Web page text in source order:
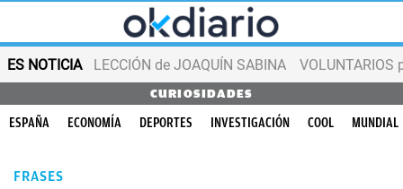
ES NOTICIA LECCIÓN de JOAQUÍN SABINA VOLUNTARIOS
CURIOSIDADES
ESPAÑA ECONOMÍA DEPORTES INVESTIGACIÓN COOL MUNDIAL
FRASES